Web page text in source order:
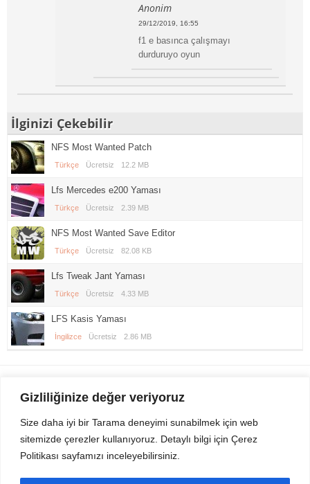
Gizliliğinize değer veriyoruz
Size daha iyi bir Tarama deneyimi sunabilmek için web
sitemizde çerezler kullanıyoruz. Detaylı bilgi için Çerez
Politikası sayfamızı inceleyebilirsiniz.
Anonim
29/12/2019, 16:55
f1 e basınca çalışmayı
durduruyo oyun
İlginizi Çekebilir
NFS Most Wanted Patch
Türkçe Ücretsiz 12.2 MB
Lfs Mercedes e200 Yaması
Türkçe Ücretsiz 2.39 MB
NFS Most Wanted Save Editor
Türkçe Ücretsiz 82.08 KB
Lfs Tweak Jant Yaması
Türkçe Ücretsiz 4.33 MB
LFS Kasis Yaması
İngilizce Ücretsiz 2.86 MB
Sitemizden Son sürüm Program, Android Uygulama, Android Oyun, Apk
Dosyalarını indirip güvenle bilgisayar ve cep telefonlarınızda kullanabilirsiniz.